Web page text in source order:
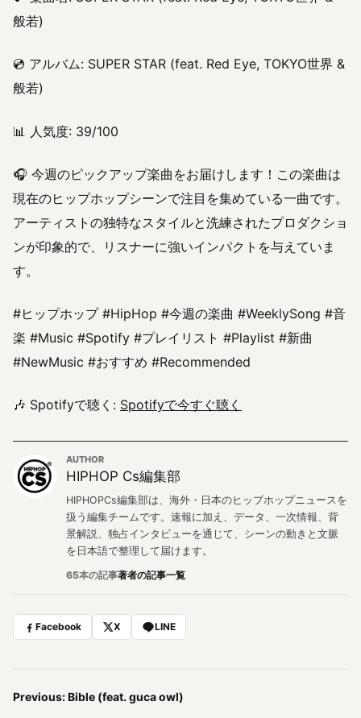
般若)
💿 アルバム: SUPER STAR (feat. Red Eye, TOKYO世界 &
般若)
📊 人気度: 39/100
🎧 今週のピックアップ楽曲をお届けします！この楽曲は
現在のヒップホップシーンで注目を集めている一曲です。
アーティストの独特なスタイルと洗練されたプロダクショ
ンが印象的で、リスナーに強いインパクトを与えていま
す。
#ヒップホップ #HipHop #今週の楽曲 #WeeklySong #音
楽 #Music #Spotify #プレイリスト #Playlist #新曲
#NewMusic #おすすめ #Recommended
🎶 Spotifyで聴く: Spotifyで今すぐ聴く
AUTHOR
HIPHOP Cs編集部
HIPHOPCs編集部は、海外・日本のヒップホップニュースを
扱う編集チームです。速報に加え、データ、一次情報、背
景解説、独占インタビューを通じて、シーンの動きと文脈
を日本語で整理して届けます。
65本の記事著者の記事一覧
Facebook X LINE
Previous: Bible (feat. guca owl)